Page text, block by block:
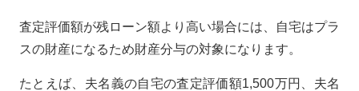
査定評価額が残ローン額より高い場合には、自宅はプラ
スの財産になるため財産分与の対象になります。
たとえば、夫名義の自宅の査定評価額1,500万円、夫名